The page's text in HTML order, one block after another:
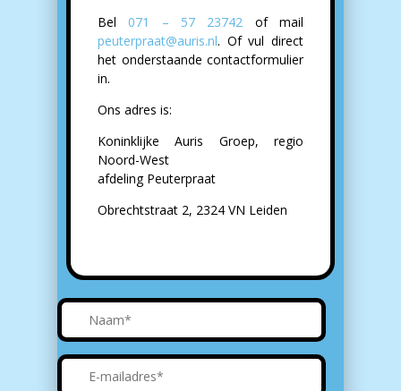
Bel 071 – 57 23742 of mail
peuterpraat@auris.nl. Of vul direct
het onderstaande contactformulier
in.
Ons adres is:
Koninklijke Auris Groep, regio
Noord-West
afdeling Peuterpraat
Obrechtstraat 2, 2324 VN Leiden